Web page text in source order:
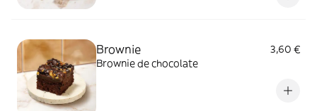
Brownie
3,60 €
Brownie de chocolate